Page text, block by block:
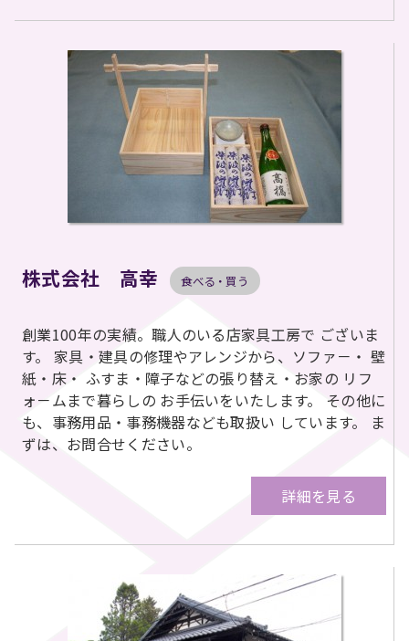
株式会社 高幸 食べる・買う
創業100年の実績。職人のいる店家具工房で ございま
す。 家具・建具の修理やアレンジから、ソファ－・ 壁
紙・床・ ふすま・障子などの張り替え・お家の リフ
ォ－ムまで暮らしの お手伝いをいたします。 その他に
も、事務用品・事務機器なども取扱い しています。 ま
ずは、お問合せください。
詳細を見る